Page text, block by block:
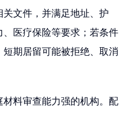
文件，并满足地址、护
、医疗保险等要求；若条件
期居留可能被拒绝、取消
料审查能力强的机构。配